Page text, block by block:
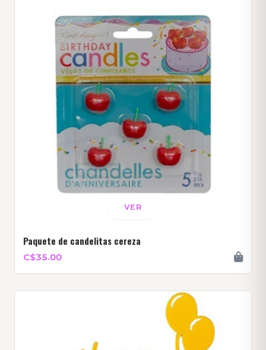
VER
Paquete de candelitas cereza
C$35.00